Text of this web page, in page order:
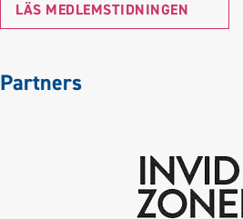
LÄS MEDLEMSTIDNINGEN
Partners